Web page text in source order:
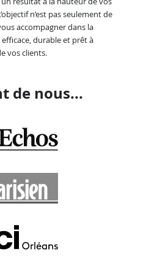
n’est pas seulement de
accompagner dans la
durable et prêt à
vos clients.
de nous...